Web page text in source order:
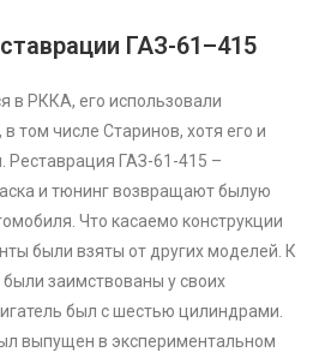
ГАЗ-61–415
в РККА, его использовали
том числе Старинов, хотя его и
Реставрация ГАЗ-61-415 –
и тюнинг возвращают былую
Что касаемо конструкции
были взяты от других моделей. К
заимствованы у своих
был с шестью цилиндрами.
выпущен в экспериментальном